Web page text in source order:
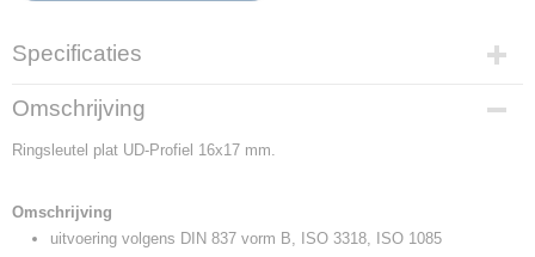
Specificaties
Productcode
6054680
EAN code
Productcode leverancier
Omschrijving
Ringsleutel plat UD-Profiel 16x17 mm.
Omschrijving
uitvoering volgens DIN 837 vorm B, ISO 3318, ISO 1085